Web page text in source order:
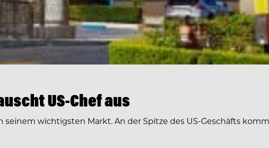
US-Chef aus
wichtigsten Markt. An der Spitze des US-Geschäfts